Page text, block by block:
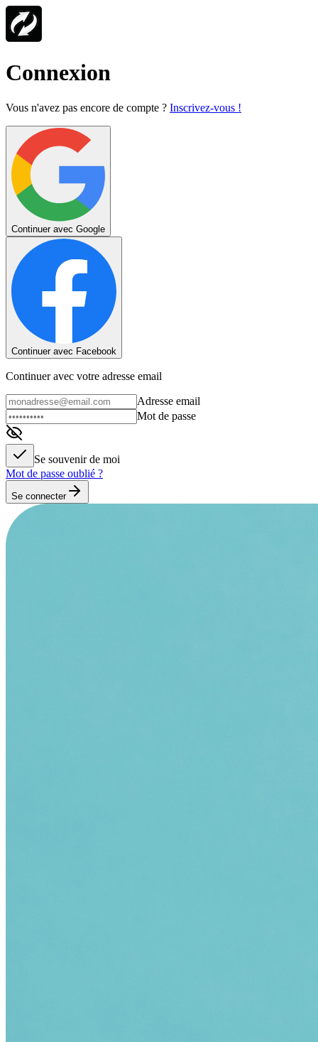
Connexion
Vous n'avez pas encore de compte ? Inscrivez-vous !
Continuer avec Google
Continuer avec Facebook
Continuer avec votre adresse email
Adresse email
Mot de passe
Se souvenir de moi
Mot de passe oublié ?
Se connecter